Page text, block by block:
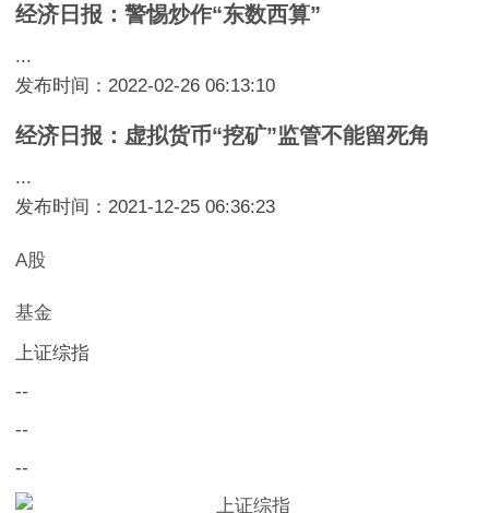
经济日报：警惕炒作“东数西算”
...
发布时间：2022-02-26 06:13:10
经济日报：虚拟货币“挖矿”监管不能留死角
...
发布时间：2021-12-25 06:36:23
A股
基金
上证综指
--
--
--